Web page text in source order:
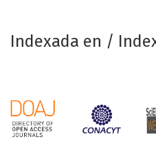
Indexada en /